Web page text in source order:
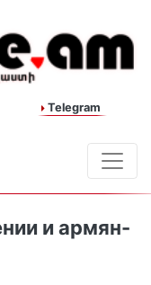
Telegram
и армян-